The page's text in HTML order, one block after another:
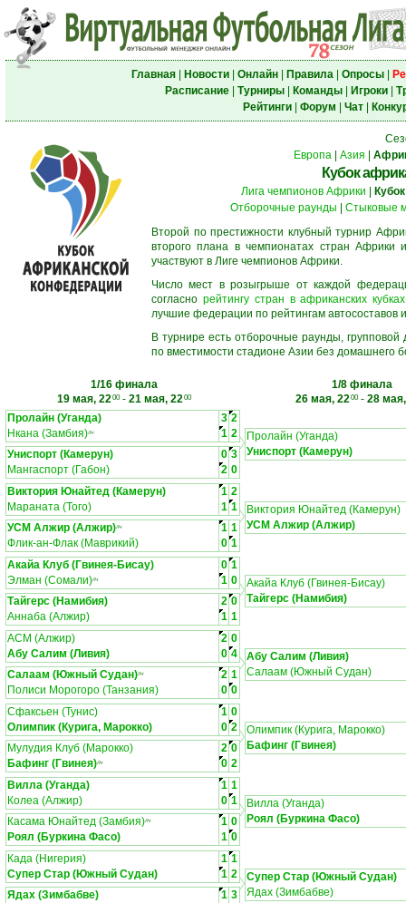
Главная| Новости| Онлайн| Правила| Опросы|
Расписание| Турниры| Команды| Игроки|
Рейтинги| Форум Чат|
Европа
Азия
Кубок
Лига чемпионов Африки
Отборочные раунды
Стыковые
Второй по престижности клубный турнир
второго плана в чемпионатах стран Африки
участвуют в Лиге чемпионов Африки.
Число мест в розыгрыше от каждой
согласно рейтингу стран в африканских кубках
лучшие федерации по рейтингам автосоставов
В турнире есть отборочные раунды,
по вместимости стадионе Азии без домашнего
1/16 финала
19 мая, 2200- 21 мая, 2200
1/8 финала
26 мая, 2200- 28
Пролайн (Уганда)
3 2
Нкана (Замбия)ЛЧ 1 2
Униспорт (Камерун)
0 3
Мангаспорт (Габон)
2 0
Пролайн (Уганда)
Униспорт (Камерун)
Виктория Юнайтед (Камерун) 1 2
Мараната (Того)
1 1
УСМ Алжир (Алжир)ЛЧ 1 1
Флик-ан-Флак (Маврикий)
0 1
Виктория Юнайтед (Камерун)
УСМ Алжир (Алжир)
Акайа Клуб (Гвинея-Бисау) 0 1
Элман (Сомали)ЛЧ 1 0
Тайгерс (Намибия)
2 0
Аннаба (Алжир)
1 1
Акайа Клуб (Гвинея-Бисау)
Тайгерс (Намибия)
АСМ (Алжир) 2 0
Абу Салим (Ливия)
0 4
Салаам (Южный Судан)ЛЧ 2 1
Полиси Морогоро (Танзания)
0 0
Абу Салим (Ливия)
Салаам (Южный Судан)
Сфаксьен (Тунис) 1 0
Олимпик (Курига, Марокко)
0 2
Мулудия Клуб (Марокко)
2 0
Бафинг (Гвинея)ЛЧ 0 2
Олимпик (Курига, Марокко)
Бафинг (Гвинея)
Вилла (Уганда) 1 1
Колеа (Алжир)
0 1
Касама Юнайтед (Замбия)ЛЧ 1 0
Роял (Буркина Фасо)
1 0
Вилла (Уганда)
Роял (Буркина Фасо)
Када (Нигерия) 1 1
Супер Стар (Южный Судан)
1 2
Ядах (Зимбабве)
1 3
Супер Стар (Южный Судан)
Ядах (Зимбабве)